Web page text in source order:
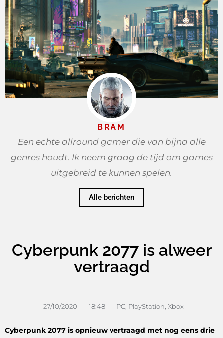
BRAM
Een echte allround gamer die van bijna alle
genres houdt. Ik neem graag de tijd om games
uitgebreid te kunnen spelen.
Alle berichten
Cyberpunk 2077 is alweer
vertraagd
27/10/2020 18:48 PC PlayStation Xbox
Cyberpunk 2077 is opnieuw vertraagd met nog eens drie